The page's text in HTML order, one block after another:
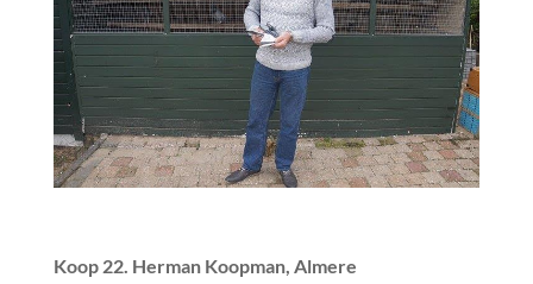
Koop 22. Herman Koopman, Almere